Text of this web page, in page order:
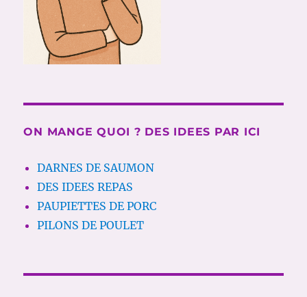
ON MANGE QUOI ? DES IDEES PAR ICI
DARNES DE SAUMON
DES IDEES REPAS
PAUPIETTES DE PORC
PILONS DE POULET